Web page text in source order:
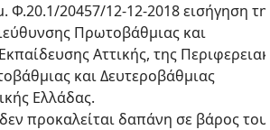
Φ.20.1/20457/12-12-2018 εισήγηση
Πρωτοβάθμιας και
Αττικής, της
και Δευτεροβάθμιας
Ελλάδας.
προκαλείται δαπάνη σε βάρος του